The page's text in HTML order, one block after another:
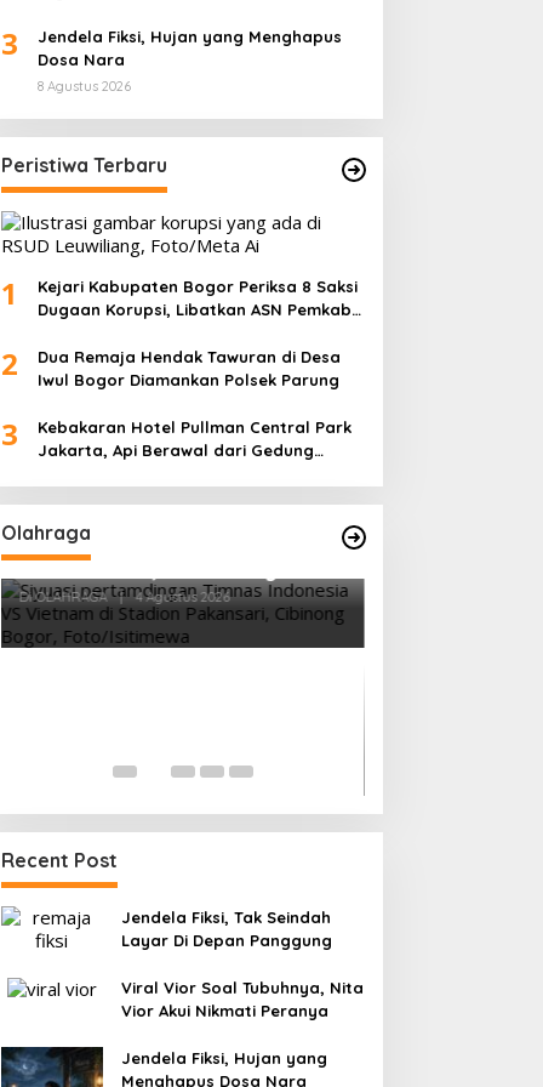
3
Jendela Fiksi, Hujan yang Menghapus
Dosa Nara
8 Agustus 2026
Peristiwa Terbaru
1
Kejari Kabupaten Bogor Periksa 8 Saksi
Dugaan Korupsi, Libatkan ASN Pemkab
2
Dua Remaja Hendak Tawuran di Desa
Iwul Bogor Diamankan Polsek Parung
3
Kebakaran Hotel Pullman Central Park
Jakarta, Api Berawal dari Gedung
Olahraga
Vietnam Permalukan Indonesia 3-
Manfaatkan Laga Kandang
Di OLAHRAGA | 4 Agustus 2026
Recent Post
Jendela Fiksi, Tak Seindah
Layar Di Depan Panggung
Viral Vior Soal Tubuhnya, Nita
Vior Akui Nikmati Peranya
Jendela Fiksi, Hujan yang
Menghapus Dosa Nara